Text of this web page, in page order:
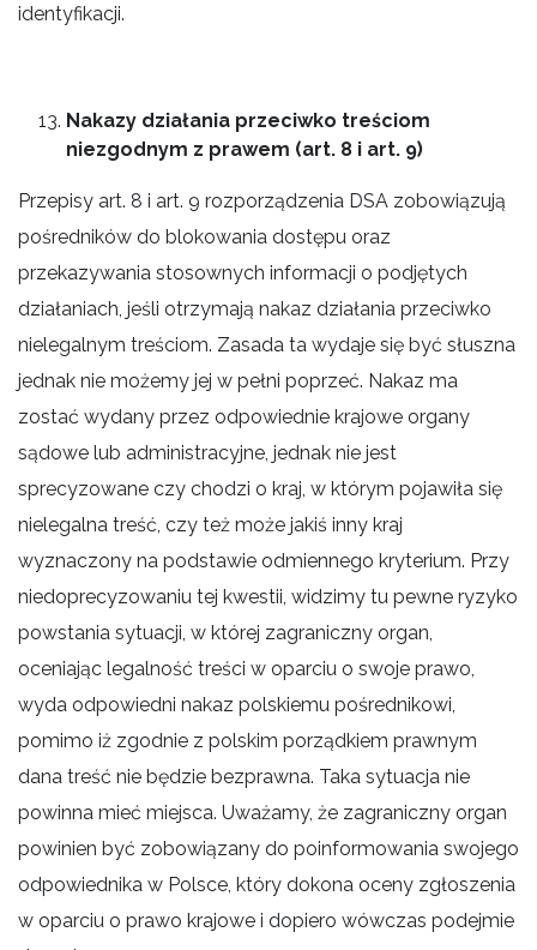
identyfikacji.
Nakazy działania przeciwko treściom
niezgodnym z prawem (art. 8 i art. 9)
Przepisy art. 8 i art. 9 rozporządzenia DSA zobowiązują
pośredników do blokowania dostępu oraz
przekazywania stosownych informacji o podjętych
działaniach, jeśli otrzymają nakaz działania przeciwko
nielegalnym treściom. Zasada ta wydaje się być słuszna
jednak nie możemy jej w pełni poprzeć. Nakaz ma
zostać wydany przez odpowiednie krajowe organy
sądowe lub administracyjne, jednak nie jest
sprecyzowane czy chodzi o kraj, w którym pojawiła się
nielegalna treść, czy też może jakiś inny kraj
wyznaczony na podstawie odmiennego kryterium. Przy
niedoprecyzowaniu tej kwestii, widzimy tu pewne ryzyko
powstania sytuacji, w której zagraniczny organ,
oceniając legalność treści w oparciu o swoje prawo,
wyda odpowiedni nakaz polskiemu pośrednikowi,
pomimo iż zgodnie z polskim porządkiem prawnym
dana treść nie będzie bezprawna. Taka sytuacja nie
powinna mieć miejsca. Uważamy, że zagraniczny organ
powinien być zobowiązany do poinformowania swojego
odpowiednika w Polsce, który dokona oceny zgłoszenia
w oparciu o prawo krajowe i dopiero wówczas podejmie